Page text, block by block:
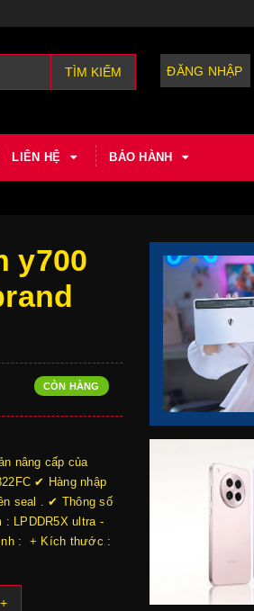
TÌM KIẾM ĐĂNG NHẬP
LIÊN HỆ BẢO HÀNH
y700
CÒN HÀNG
nâng cấp của
✔ Hàng nhập
seal . ✔ Thông số
LPDDR5X ultra -
: + Kích thước :
+